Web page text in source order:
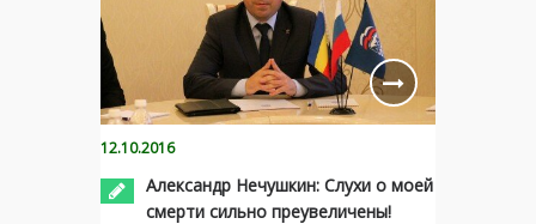
12.10.2016
Александр Нечушкин: Слухи о моей
смерти сильно преувеличены!